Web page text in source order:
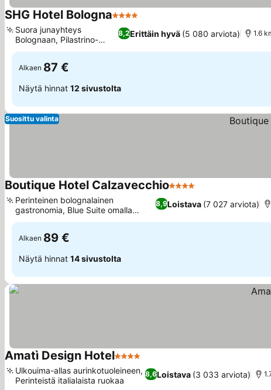
SHG Hotel Bologna4 Tähtiluokitus
8,2Erittäin hyvä (5 080 arviota)
Suora junayhteys
Bolognaan, Pilastrino-
ravintola
1.6
Alkaen 87 €
Näytä hinnat 12 sivustolta
Suosittu valinta
Boutique Hotel Calzavecchio4 Tähtiluokitus
8,9Loistava (7 027 arviota)
Perinteinen bolognalainen
gastronomia, Blue Suite omalla
porealtaalla
Alkaen 89 €
Näytä hinnat 14 sivustolta
Amatì Design Hotel4 Tähtiluokitus
8,6Loistava (3 033 arviota)
Ulkouima-allas aurinkotuoleineen,
Perinteistä italialaista ruokaa